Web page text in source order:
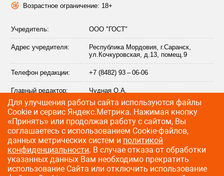
Возрастное ограничение: 18+
Учредитель: ООО "ГОСТ"
Адрес учредителя:
Республика Мордовия, г.Саранск,
ул.Кочкуровская, д.13, помещ.9
Телефон редакции: +7 (8482) 93 – 06-06
Главный редактор: Чудная О.А.
Адрес электронной
почты редакции:
info@citytraffic.ru
©2009—2026 CityTraffic — все права защищены
Разработка сайта:Лайт Информ
Для улучшения работы сайта используются файлы
Сookie и сервис Яндекс.Метрика. Нажимая кнопку
«Принять» или продолжая работу с сайтом, Вы
соглашаетесь с использованием Cookie-файлов,
данных метрических систем и политикой
конфиденциальности. В случае отказа от обработки
указанных данных Вам необходимо прекратить
использование Сайта или отключить использование